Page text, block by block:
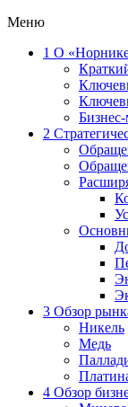
Меню
1 О
2
3 Обзор
Никель
Медь
4 Обзор